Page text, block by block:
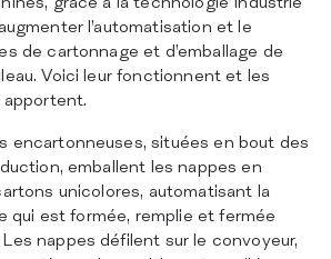
l’automatisation et le
de cartonnage et d’emballage de
Voici leur fonctionnent et les
apportent.
encartonneuses, situées en bout des
emballent les nappes en
unicolores, automatisant la
qui est formée, remplie et fermée
nappes défilent sur le convoyeur,